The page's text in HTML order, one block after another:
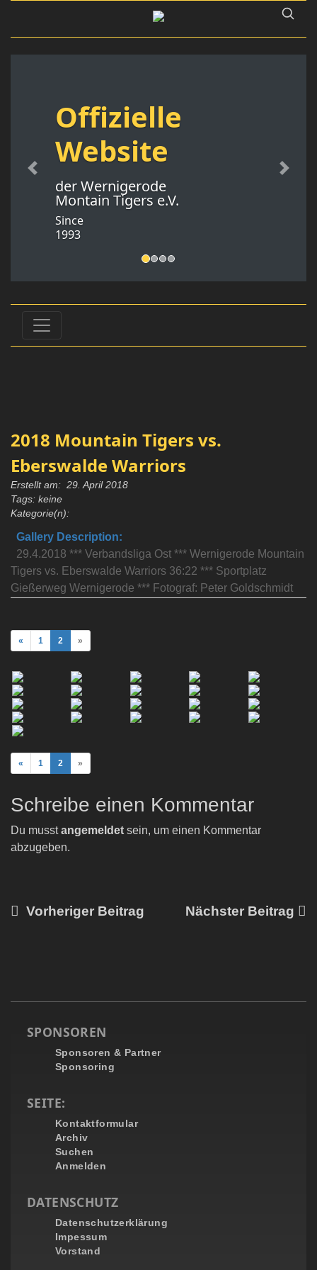
Offizielle
Website
der Wernigerode
Montain Tigers e.V.
Since
1993
Previous Next
2018 Mountain Tigers vs.
Eberswalde Warriors
Erstellt am: 29. April 2018
Tags: keine
Kategorie(n):
Gallery Description:
29.4.2018 *** Verbandsliga Ost *** Wernigerode Mountain
Tigers vs. Eberswalde Warriors 36:22 *** Sportplatz
Gießerweg Wernigerode *** Fotograf: Peter Goldschmidt
« 1 2 »
« 1 2 »
Schreibe einen Kommentar
Du musstangemeldet sein, um einen Kommentar
abzugeben.
Vorheriger Beitrag Nächster Beitrag
SPONSOREN
Sponsoren & Partner
Sponsoring
SEITE:
Kontaktformular
Archiv
Suchen
Anmelden
DATENSCHUTZ
Datenschutzerklärung
Impessum
Vorstand